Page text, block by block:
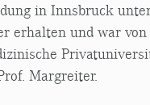
in Innsbruck
erhalten und war
Margreiter.